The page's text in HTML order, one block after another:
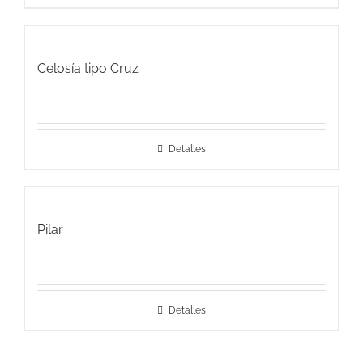
Celosía tipo Cruz
Detalles
Pilar
Detalles